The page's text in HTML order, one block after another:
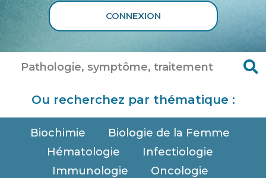
CONNEXION
Ou recherchez par thématique :
Biochimie
Biologie de la Femme
Hématologie
Infectiologie
Immunologie
Oncologie